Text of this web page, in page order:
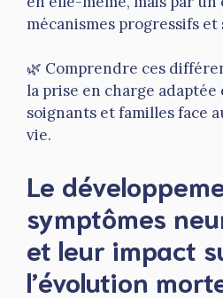
mécanismes progressifs
🌿 Comprendre ces
la prise en charge adaptée
soignants et familles face
vie.
Le
symptômes
et leur impact
l’évolution